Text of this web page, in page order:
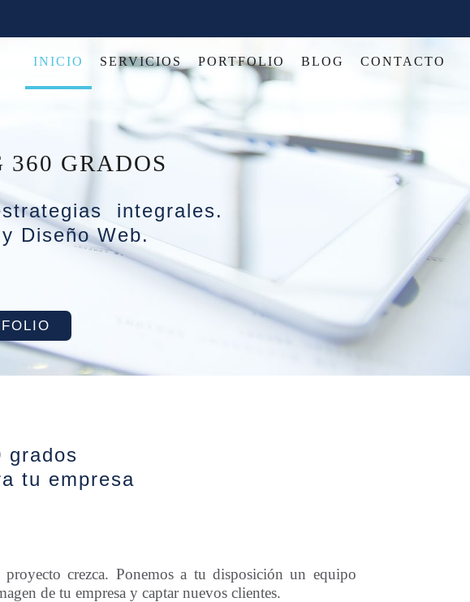
INICIO SERVICIOS PORTFOLIO BLOG CONTACTO
GRADOS
integrales.
Diseño Web.
grados
tu empresa
crezca. Ponemos a tu disposición un equipo
de tu empresa y captar nuevos clientes.